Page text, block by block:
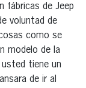
fábricas de Jeep
voluntad de
como se
modelo de la
tiene un
de ir al